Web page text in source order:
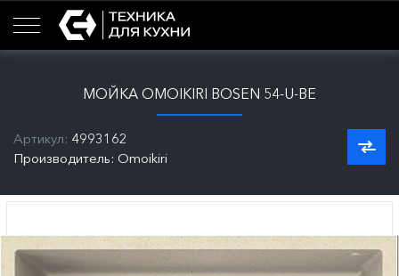
МОЙКА OMOIKIRI BOSEN 54-U-BE
Артикул: 4993162
Производитель: Omoikiri